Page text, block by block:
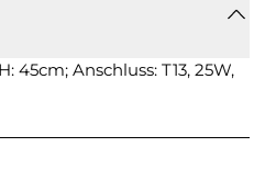
45cm; Anschluss: T13, 25W,